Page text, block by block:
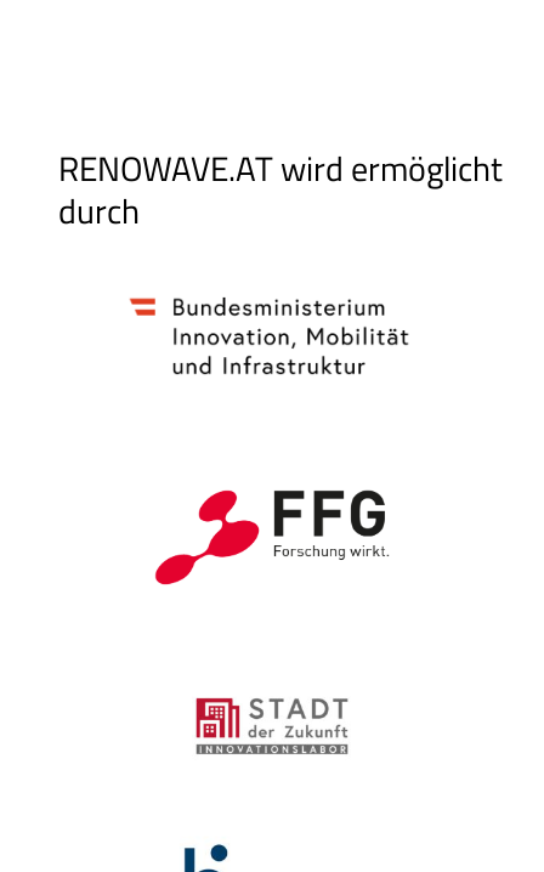
RENOWAVE.AT wird ermöglicht
durch